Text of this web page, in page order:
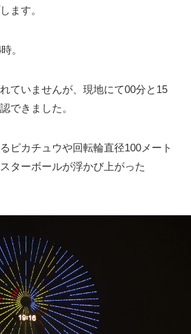
ます。
。
ていませんが、現地にて00分と15
できました。
ピカチュウや回転輪直径100メート
ターボールが浮かび上がった